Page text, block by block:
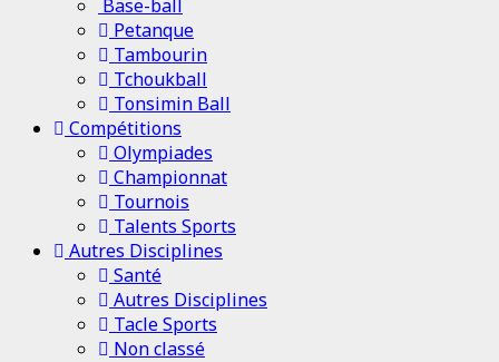
Base-ball
Petanque
Tambourin
Tchoukball
Tonsimin Ball
Compétitions
Olympiades
Championnat
Tournois
Talents Sports
Autres Disciplines
Santé
Autres Disciplines
Tacle Sports
Non classé